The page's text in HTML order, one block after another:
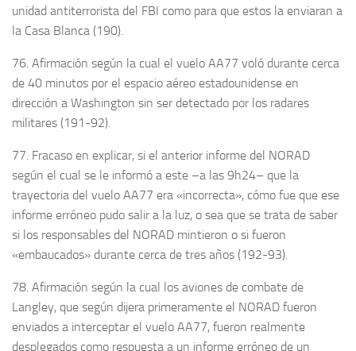
unidad antiterrorista del FBI como para que estos la enviaran a
la Casa Blanca (190).
76. Afirmación según la cual el vuelo AA77 voló durante cerca
de 40 minutos por el espacio aéreo estadounidense en
dirección a Washington sin ser detectado por los radares
militares (191-92).
77. Fracaso en explicar, si el anterior informe del NORAD
según el cual se le informó a este –a las 9h24– que la
trayectoria del vuelo AA77 era «incorrecta», cómo fue que ese
informe erróneo pudo salir a la luz, o sea que se trata de saber
si los responsables del NORAD mintieron o si fueron
«embaucados» durante cerca de tres años (192-93).
78. Afirmación según la cual los aviones de combate de
Langley, que según dijera primeramente el NORAD fueron
enviados a interceptar el vuelo AA77, fueron realmente
desplegados como respuesta a un informe erróneo de un